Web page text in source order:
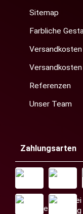
Sitemap
Farbliche
Referenzen
Unser Team
Zahlungsarten